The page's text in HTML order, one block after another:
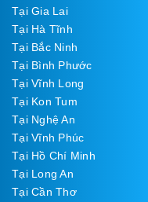
Tại Gia Lai
Tại Hà Tĩnh
Tại Bắc Ninh
Tại Bình Phước
Tại Vĩnh Long
Tại Kon Tum
Tại Nghệ An
Tại Vĩnh Phúc
Tại Hồ Chí Minh
Tại Long An
Tại Cần Thơ